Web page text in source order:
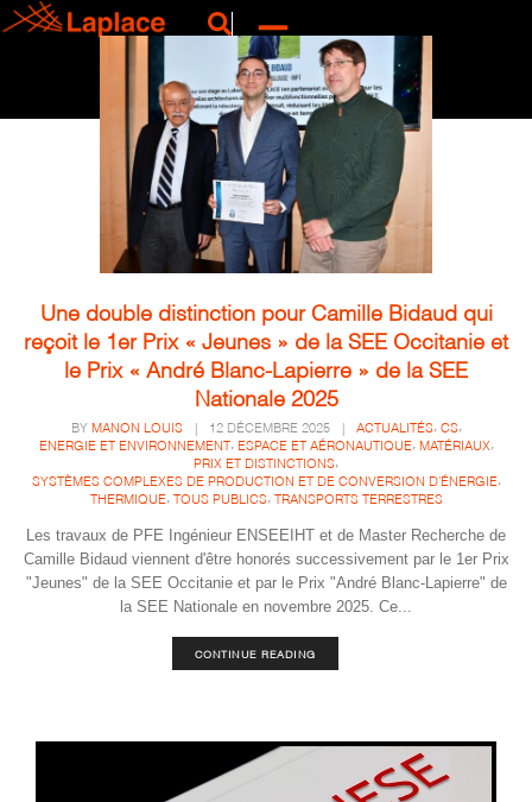
Une double distinction pour Camille Bidaud qui
reçoit le 1er Prix « Jeunes » de la SEE Occitanie et
le Prix « André Blanc-Lapierre » de la SEE
Nationale 2025
BY MANON LOUIS 12 DÉCEMBRE 2025 ACTUALITÉS, CS,
ENERGIE ET ENVIRONNEMENT , ESPACE ET AÉRONAUTIQUE, MATÉRIAUX,
PRIX ET DISTINCTIONS ,
SYSTÈMES COMPLEXES DE PRODUCTION ET DE CONVERSION D'ÉNERGIE,
THERMIQUE, TOUS PUBLICS, TRANSPORTS TERRESTRES
Les travaux de PFE Ingénieur ENSEEIHT et de Master Recherche de
Camille Bidaud viennent d'être honorés successivement par le 1er Prix
"Jeunes" de la SEE Occitanie et par le Prix "André Blanc-Lapierre" de
la SEE Nationale en novembre 2025. Ce...
CONTINUE READING